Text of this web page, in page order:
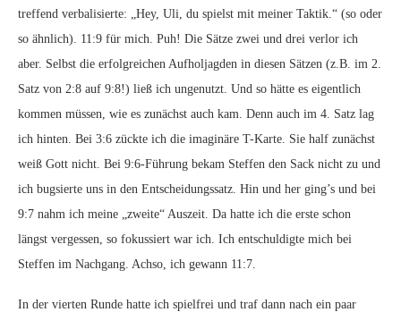
treffend verbalisierte: „Hey, Uli, du spielst mit meiner Taktik.“ (so oder
so ähnlich). 11:9 für mich. Puh! Die Sätze zwei und drei verlor ich
aber. Selbst die erfolgreichen Aufholjagden in diesen Sätzen (z.B. im 2.
Satz von 2:8 auf 9:8!) ließ ich ungenutzt. Und so hätte es eigentlich
kommen müssen, wie es zunächst auch kam. Denn auch im 4. Satz lag
ich hinten. Bei 3:6 zückte ich die imaginäre T-Karte. Sie half zunächst
weiß Gott nicht. Bei 9:6-Führung bekam Steffen den Sack nicht zu und
ich bugsierte uns in den Entscheidungssatz. Hin und her ging’s und bei
9:7 nahm ich meine „zweite“ Auszeit. Da hatte ich die erste schon
längst vergessen, so fokussiert war ich. Ich entschuldigte mich bei
Steffen im Nachgang. Achso, ich gewann 11:7.
In der vierten Runde hatte ich spielfrei und traf dann nach ein paar